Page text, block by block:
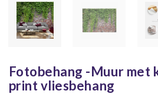
Fotobehang -Muur met
print vliesbehang